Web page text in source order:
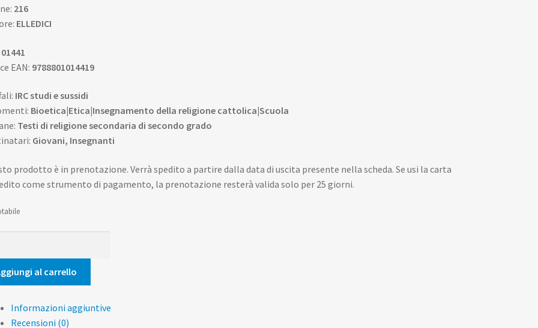
216
ELLEDICI
01441
EAN: 9788801014419
IRC studi e sussidi
Bioetica|Etica|Insegnamento della religione cattolica|Scuola
Testi di religione secondaria di secondo grado
Giovani, Insegnanti
prodotto è in prenotazione. Verrà spedito a partire dalla data di uscita presente nella scheda. Se usi la carta
come strumento di pagamento, la prenotazione resterà valida solo per 25 giorni.
al carrello
Informazioni aggiuntive
Recensioni (0)